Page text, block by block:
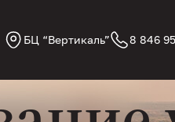
БЦ “Вертикаль” 8 846